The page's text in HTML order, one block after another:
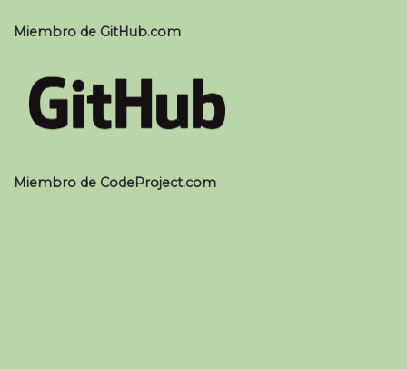
Miembro de GitHub.com
Miembro de CodeProject.com